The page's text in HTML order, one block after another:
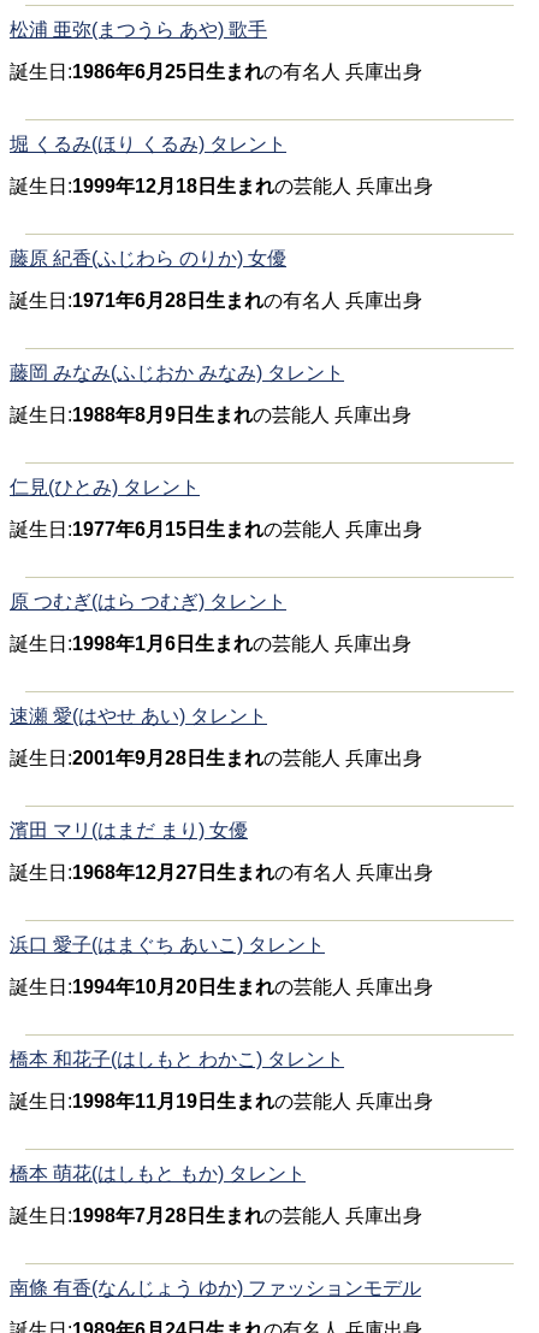
松浦 亜弥(まつうら あや) 歌手
誕生日:1986年6月25日生まれの有名人 兵庫出身
堀 くるみ(ほり くるみ) タレント
誕生日:1999年12月18日生まれの芸能人 兵庫出身
藤原 紀香(ふじわら のりか) 女優
誕生日:1971年6月28日生まれの有名人 兵庫出身
藤岡 みなみ(ふじおか みなみ) タレント
誕生日:1988年8月9日生まれの芸能人 兵庫出身
仁見(ひとみ) タレント
誕生日:1977年6月15日生まれの芸能人 兵庫出身
原 つむぎ(はら つむぎ) タレント
誕生日:1998年1月6日生まれの芸能人 兵庫出身
速瀬 愛(はやせ あい) タレント
誕生日:2001年9月28日生まれの芸能人 兵庫出身
濱田 マリ(はまだ まり) 女優
誕生日:1968年12月27日生まれの有名人 兵庫出身
浜口 愛子(はまぐち あいこ) タレント
誕生日:1994年10月20日生まれの芸能人 兵庫出身
橋本 和花子(はしもと わかこ) タレント
誕生日:1998年11月19日生まれの芸能人 兵庫出身
橋本 萌花(はしもと もか) タレント
誕生日:1998年7月28日生まれの芸能人 兵庫出身
南條 有香(なんじょう ゆか) ファッションモデル